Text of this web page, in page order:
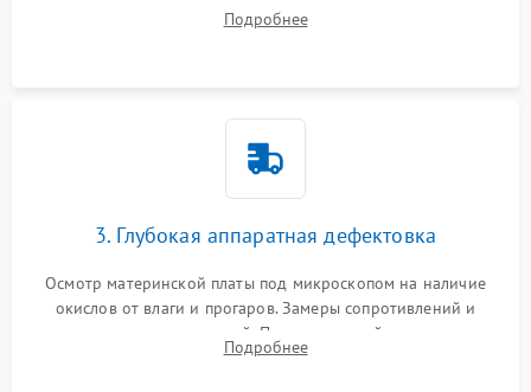
высохшей термопасты с кристаллов чипов.
Подробнее
3. Глубокая аппаратная дефектовка
Осмотр материнской платы под микроскопом на наличие
окислов от влаги и прогаров. Замеры сопротивлений и
дежурных напряжений. Проверка цепей питания,
мультиконтроллера, процессора и видеочипа.
Подробнее